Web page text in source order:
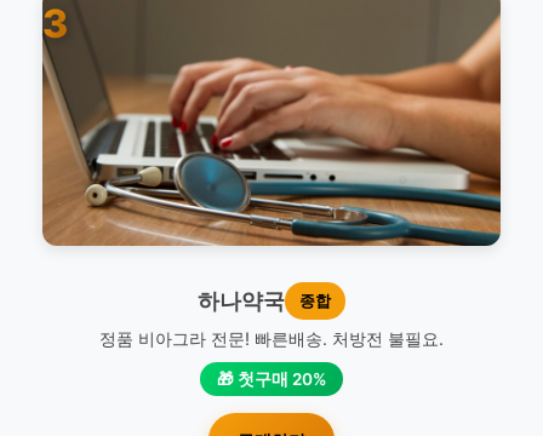
3
하나약국 종합
정품 비아그라 전문! 빠른배송. 처방전 불필요.
🎁 첫구매 20%